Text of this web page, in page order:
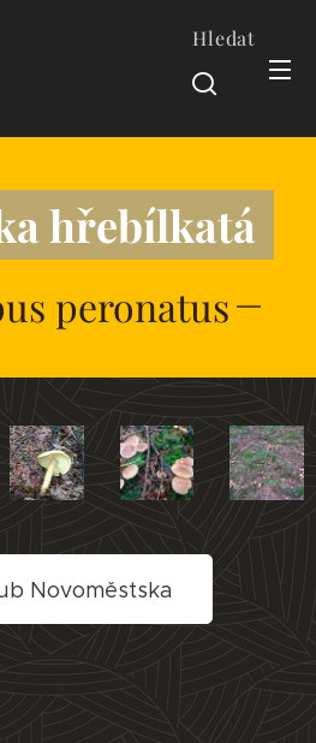
Hledat
hřebílkatá
peronatus
Novoměstska